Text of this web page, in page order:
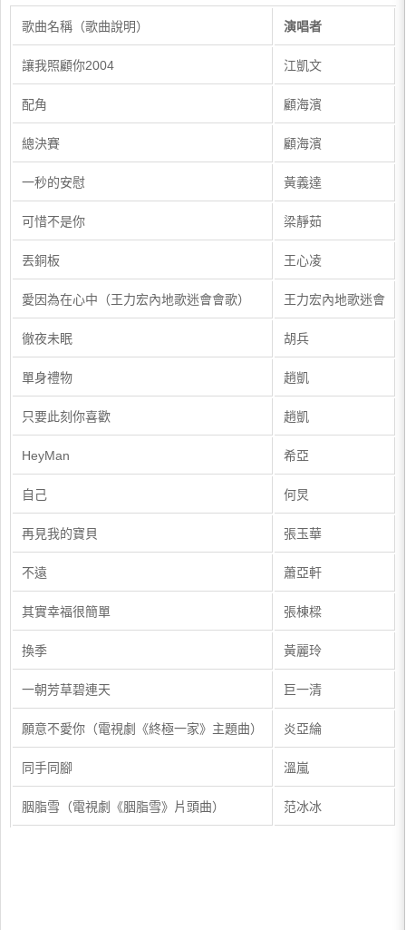
歌曲名稱（歌曲說明） 演唱者
讓我照顧你2004 江凱文
配角 顧海濱
總決賽 顧海濱
一秒的安慰 黃義達
可惜不是你 梁靜茹
丟銅板 王心凌
愛因為在心中（王力宏內地歌迷會會歌） 王力宏內地歌迷會
徹夜未眠 胡兵
單身禮物 趙凱
只要此刻你喜歡 趙凱
​HeyMan ​希亞
​自己 ​何炅
​再見我的寶貝 ​張玉華
​不遠 ​蕭亞軒
​其實幸福很簡單 ​張棟樑
​換季 ​黃麗玲
​一朝芳草碧連天 ​巨一清
​願意不愛你（電視劇《終極一家》主題曲） ​炎亞綸
​同手同腳 ​溫嵐
​胭脂雪​（電視劇《胭脂雪》片頭曲） 范冰冰